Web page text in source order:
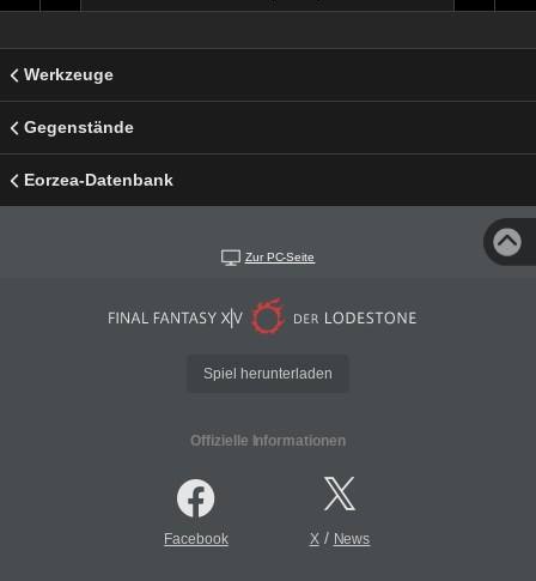
Werkzeuge
Gegenstände
Eorzea-Datenbank
Zur PC-Seite
Spiel herunterladen
Offizielle Informationen
Facebook X/ News